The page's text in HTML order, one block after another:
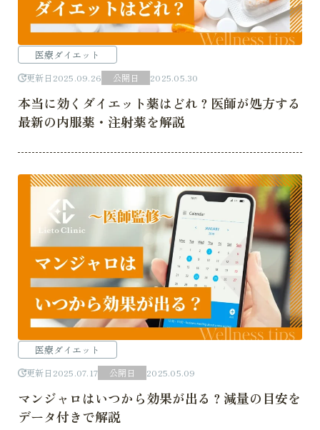
医療ダイエット
更新日 2025.09.26 公開日 2025.05.30
本当に効くダイエット薬はどれ？医師が処方する
最新の内服薬・注射薬を解説
医療ダイエット
更新日 2025.07.17 公開日 2025.05.09
マンジャロはいつから効果が出る？減量の目安を
データ付きで解説